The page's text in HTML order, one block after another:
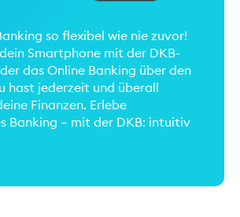
so flexibel wie nie zuvor!
Smartphone mit der DKB-
das Online Banking über den
hast jederzeit und überall
Finanzen. Erlebe
Banking – mit der DKB: intuitiv